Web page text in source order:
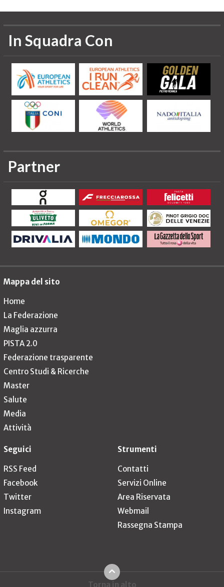
In Squadra Con
Partner
Mappa del sito
Home
La Federazione
Maglia azzurra
PISTA 2.0
Federazione trasparente
Centro Studi & Ricerche
Master
Salute
Media
Attività
Seguici
RSS Feed
Facebook
Twitter
Instagram
Strumenti
Contatti
Servizi Online
Area Riservata
Webmail
Rassegna Stampa
Torna in alto